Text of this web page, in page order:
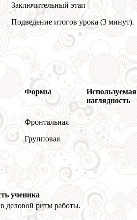
Заключительный этап
Подведение итогов урока (3 минут).
Формы
Используемая
наглядность
Фронтальная
Групповая
ученика
деловой ритм работы.